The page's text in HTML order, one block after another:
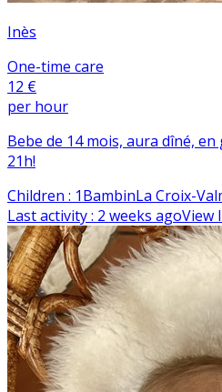
Inès
One-time care
12 €
per hour
Bebe de 14 mois, aura dîné, en
21h!
Children : 1BambinLa Croix-
Last activity: 2 weeks agoView